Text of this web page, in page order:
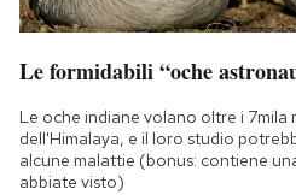
Le formidabili “oche
Le oche indiane volano oltre i 7mila
dell'Himalaya, e il loro studio
alcune malattie (bonus: contiene
abbiate visto)